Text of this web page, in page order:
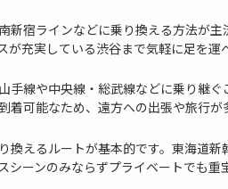
新宿ラインなどに乗り換える方法が
が充実している渋谷まで気軽に足を運
手線や中央線・総武線などに乗り継
着可能なため、遠方への出張や旅行が
換えるルートが基本的です。東海道
ーンのみならずプライベートでも重